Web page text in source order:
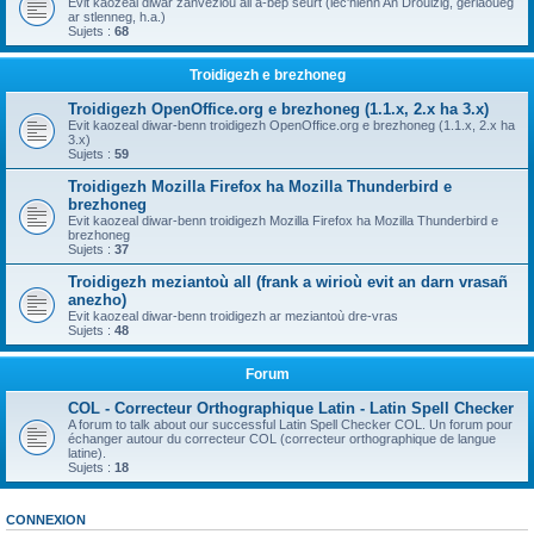
ar stlenneg, h.a.)
Sujets : 68
Troidigezh e brezhoneg
Troidigezh OpenOffice.org e brezhoneg (1.1.x, 2.x ha 3.x)
Evit kaozeal diwar-benn troidigezh OpenOffice.org e brezhoneg (1.1.x, 2.x ha
3.x)
Sujets : 59
Troidigezh Mozilla Firefox ha Mozilla Thunderbird e
brezhoneg
Evit kaozeal diwar-benn troidigezh Mozilla Firefox ha Mozilla Thunderbird e
brezhoneg
Sujets : 37
Troidigezh meziantoù all (frank a wirioù evit an darn vrasañ
anezho)
Evit kaozeal diwar-benn troidigezh ar meziantoù dre-vras
Sujets : 48
Forum
COL - Correcteur Orthographique Latin - Latin Spell Checker
A forum to talk about our successful Latin Spell Checker COL. Un forum pour
échanger autour du correcteur COL (correcteur orthographique de langue
latine).
Sujets : 18
CONNEXION